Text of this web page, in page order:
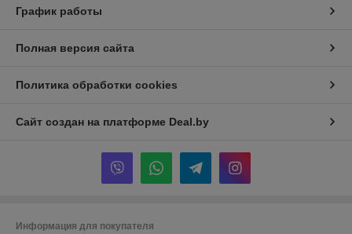
График работы
Полная версия сайта
Политика обработки cookies
Сайт создан на платформе Deal.by
Информация для покупателя